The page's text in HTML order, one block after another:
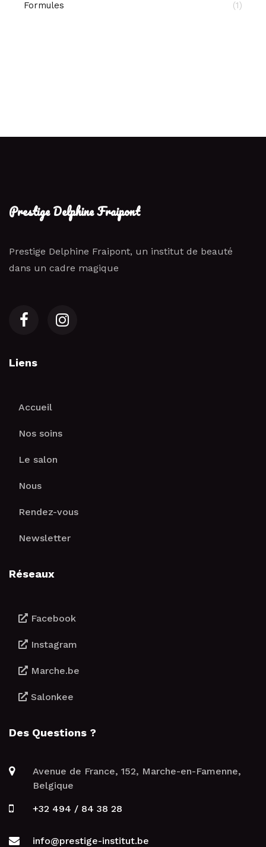
Formules (1)
Prestige Delphine Fraipont
Prestige Delphine Fraipont, un institut de beauté
dans un cadre magique
Liens
Accueil
Nos soins
Le salon
Nous
Rendez-vous
Newsletter
Réseaux
Facebook
Instagram
Marche.be
Salonkee
Des Questions ?
Avenue de France, 152, Marche-en-Famenne,
Belgique
+32 494 / 84 38 28
info@prestige-institut.be